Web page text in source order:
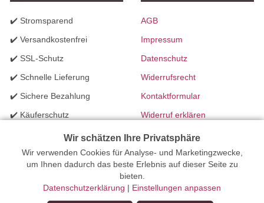
✔️ Stromsparend
✔️ Versandkostenfrei
✔️ SSL-Schutz
✔️ Schnelle Lieferung
✔️ Sichere Bezahlung
✔️ Käuferschutz
✔️ B2B Programm
✔️ Schneller Support
AGB
Impressum
Datenschutz
Widerrufsrecht
Kontaktformular
Widerruf erklären
Batteriegesetzhinweise
Richtlinien für Werbung
Wir schätzen Ihre Privatsphäre
Wir verwenden Cookies für Analyse- und Marketingzwecke,
um Ihnen dadurch das beste Erlebnis auf dieser Seite zu
bieten.
Datenschutzerklärung | Einstellungen anpassen